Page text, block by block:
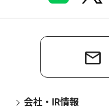
会社・IR情報